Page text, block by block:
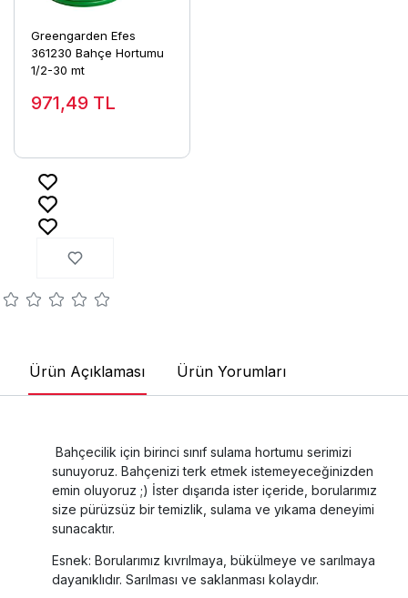
Greengarden Efes
361230 Bahçe Hortumu
1/2-30 mt
971,49 TL
Ürün Açıklaması Ürün Yorumları
Bahçecilik için birinci sınıf sulama hortumu serimizi
sunuyoruz. Bahçenizi terk etmek istemeyeceğinizden
emin oluyoruz ;) İster dışarıda ister içeride, borularımız
size pürüzsüz bir temizlik, sulama ve yıkama deneyimi
sunacaktır.
Esnek: Borularımız kıvrılmaya, bükülmeye ve sarılmaya
dayanıklıdır. Sarılması ve saklanması kolaydır.